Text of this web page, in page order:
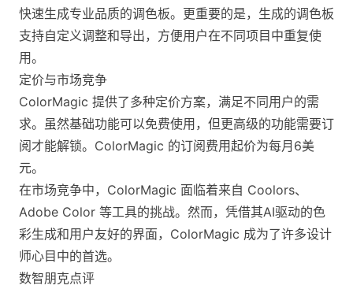
快速生成专业品质的调色板。更重要的是，生成的调色板
支持自定义调整和导出，方便用户在不同项目中重复使
用。
定价与市场竞争
ColorMagic 提供了多种定价方案，满足不同用户的需
求。虽然基础功能可以免费使用，但更高级的功能需要订
阅才能解锁。ColorMagic 的订阅费用起价为每月6美
元。
在市场竞争中，ColorMagic 面临着来自 Coolors、
Adobe Color 等工具的挑战。然而，凭借其AI驱动的色
彩生成和用户友好的界面，ColorMagic 成为了许多设计
师心目中的首选。
数智朋克点评